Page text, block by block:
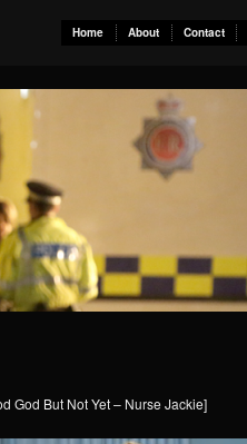
Home About Contact
God But Not Yet – Nurse Jackie]